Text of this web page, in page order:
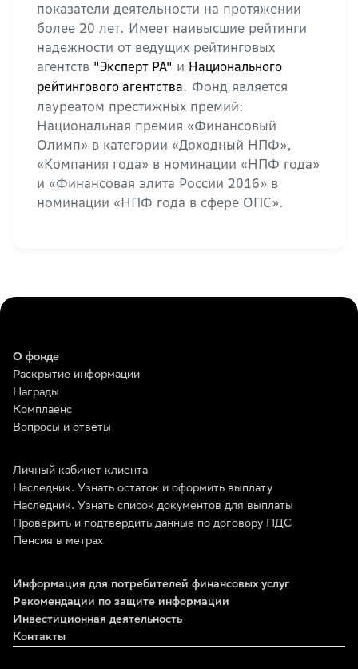
показатели деятельности на протяжении
более 20 лет. Имеет наивысшие рейтинги
надежности от ведущих рейтинговых
агентств "Эксперт РА" и Национального
рейтингового агентства. Фонд является
лауреатом престижных премий:
Национальная премия «Финансовый
Олимп» в категории «Доходный НПФ»,
«Компания года» в номинации «НПФ года»
и «Финансовая элита России 2016» в
номинации «НПФ года в сфере ОПС».
О фонде
Раскрытие информации
Награды
Комплаенс
Вопросы и ответы
Личный кабинет клиента
Наследник. Узнать остаток и оформить выплату
Наследник. Узнать список документов для выплаты
Проверить и подтвердить данные по договору ПДС
Пенсия в метрах
Информация для потребителей финансовых услуг
Рекомендации по защите информации
Инвестиционная деятельность
Контакты